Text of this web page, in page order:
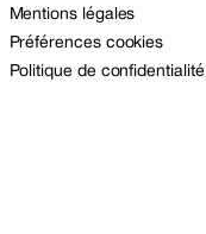
Mentions légales
Préférences cookies
Politique de confidentialité